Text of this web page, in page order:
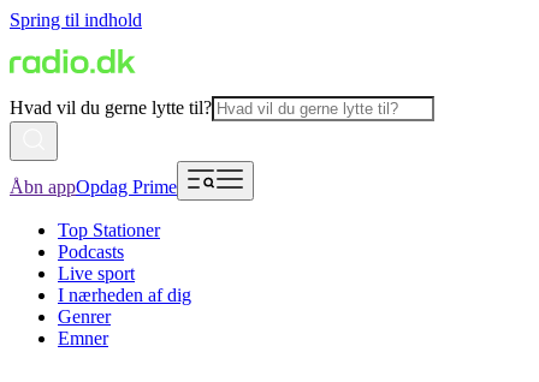
Spring til indhold
Hvad vil du gerne lytte til?
Åbn appOpdag Prime
Top Stationer
Podcasts
Live sport
I nærheden af dig
Genrer
Emner